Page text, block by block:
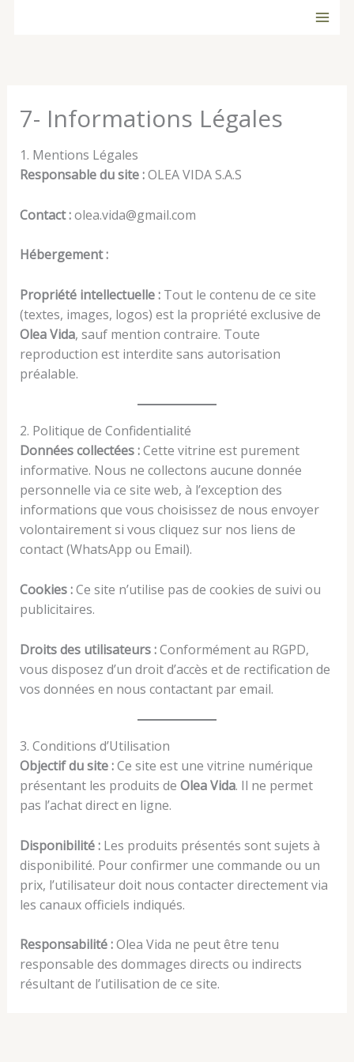
7- Informations Légales
1. Mentions Légales
Responsable du site :OLEA VIDA S.A.S
Contact :olea.vida@gmail.com
Hébergement :
Propriété intellectuelle :Tout le contenu de ce site
(textes, images, logos) est la propriété exclusive de
Olea Vida, sauf mention contraire. Toute
reproduction est interdite sans autorisation
préalable.
2. Politique de Confidentialité
Données collectées :Cette vitrine est purement
informative. Nous ne collectons aucune donnée
personnelle via ce site web, à l’exception des
informations que vous choisissez de nous envoyer
volontairement si vous cliquez sur nos liens de
contact (WhatsApp ou Email).
Cookies :Ce site n’utilise pas de cookies de suivi ou
publicitaires.
Droits des utilisateurs :Conformément au RGPD,
vous disposez d’un droit d’accès et de rectification de
vos données en nous contactant par email.
3. Conditions d’Utilisation
Objectif du site :Ce site est une vitrine numérique
présentant les produits de Olea Vida. Il ne permet
pas l’achat direct en ligne.
Disponibilité :Les produits présentés sont sujets à
disponibilité. Pour confirmer une commande ou un
prix, l’utilisateur doit nous contacter directement via
les canaux officiels indiqués.
Responsabilité :Olea Vida ne peut être tenu
responsable des dommages directs ou indirects
résultant de l’utilisation de ce site.